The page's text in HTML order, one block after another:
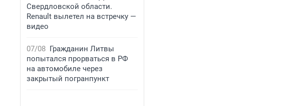
Свердловской области.
Renault вылетел на встречку —
видео
07/08 Гражданин Литвы
попытался прорваться в РФ
на автомобиле через
закрытый погранпункт